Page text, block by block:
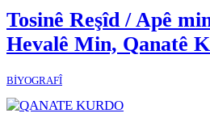
Tosinê Reşîd / Apê
Hevalê Min, Qanatê
BİYOGRAFÎ